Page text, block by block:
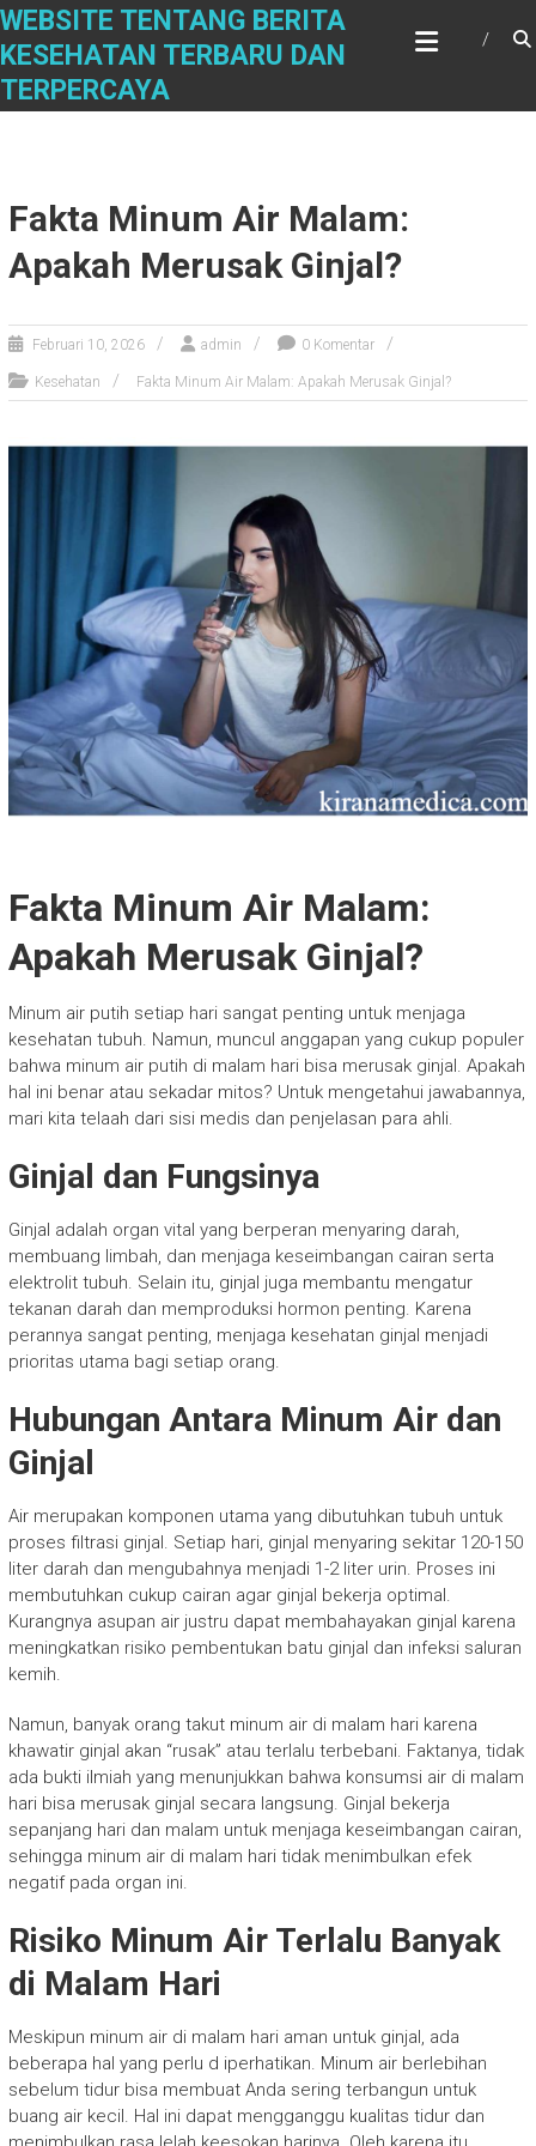
Skip
content
WEBSITE TENTANG BERITA
KESEHATAN TERBARU DAN
TERPERCAYA
Fakta Minum Air Malam:
Apakah Merusak Ginjal?
Februari 10, 2026 admin 0 Komentar
Kesehatan Fakta Minum Air Malam: Apakah Merusak Ginjal?
Fakta Minum Air Malam:
Apakah Merusak Ginjal?
Minum air putih setiap hari sangat penting untuk menjaga
kesehatan tubuh. Namun, muncul anggapan yang cukup populer
bahwa minum air putih di malam hari bisa merusak ginjal. Apakah
hal ini benar atau sekadar mitos? Untuk mengetahui jawabannya,
mari kita telaah dari sisi medis dan penjelasan para ahli.
Ginjal dan Fungsinya
Ginjal adalah organ vital yang berperan menyaring darah,
membuang limbah, dan menjaga keseimbangan cairan serta
elektrolit tubuh. Selain itu, ginjal juga membantu mengatur
tekanan darah dan memproduksi hormon penting. Karena
perannya sangat penting, menjaga kesehatan ginjal menjadi
prioritas utama bagi setiap orang.
Hubungan Antara Minum Air dan
Ginjal
Air merupakan komponen utama yang dibutuhkan tubuh untuk
proses filtrasi ginjal. Setiap hari, ginjal menyaring sekitar 120-150
liter darah dan mengubahnya menjadi 1-2 liter urin. Proses ini
membutuhkan cukup cairan agar ginjal bekerja optimal.
Kurangnya asupan air justru dapat membahayakan ginjal karena
meningkatkan risiko pembentukan batu ginjal dan infeksi saluran
kemih.
Namun, banyak orang takut minum air di malam hari karena
khawatir ginjal akan “rusak” atau terlalu terbebani. Faktanya, tidak
ada bukti ilmiah yang menunjukkan bahwa konsumsi air di malam
hari bisa merusak ginjal secara langsung. Ginjal bekerja
sepanjang hari dan malam untuk menjaga keseimbangan cairan,
sehingga minum air di malam hari tidak menimbulkan efek
negatif pada organ ini.
Risiko Minum Air Terlalu Banyak
di Malam Hari
Meskipun minum air di malam hari aman untuk ginjal, ada
beberapa hal yang perlu d iperhatikan. Minum air berlebihan
sebelum tidur bisa membuat Anda sering terbangun untuk
buang air kecil. Hal ini dapat mengganggu kualitas tidur dan